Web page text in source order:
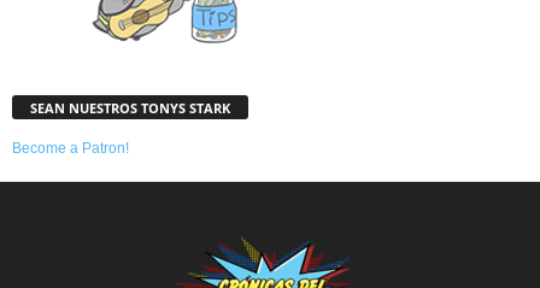
SEAN NUESTROS TONYS STARK
Become a Patron!